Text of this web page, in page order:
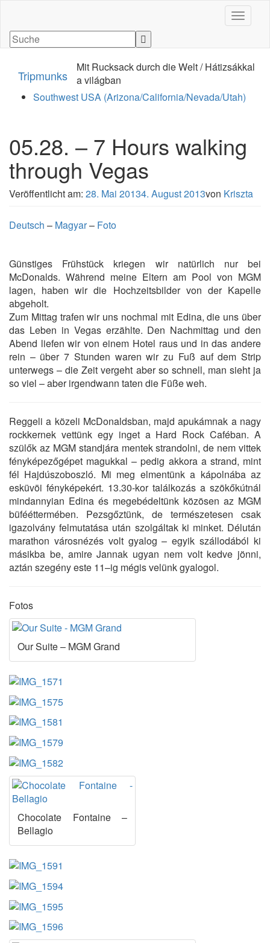
Tripmunks
Mit Rucksack durch die Welt / Hátizsákkal
a világban
Southwest USA (Arizona/California/Nevada/Utah)
05.28. – 7 Hours walking
through Vegas
Veröffentlicht am: 28. Mai 20134. August 2013von Kriszta
Deutsch – Magyar– Foto
Günstiges Frühstück kriegen wir natürlich nur bei
McDonalds. Während meine Eltern am Pool von MGM
lagen, haben wir die Hochzeitsbilder von der Kapelle
abgeholt.
Zum Mittag trafen wir uns nochmal mit Edina, die uns über
das Leben in Vegas erzählte. Den Nachmittag und den
Abend liefen wir von einem Hotel raus und in das andere
rein – über 7 Stunden waren wir zu Fuß auf dem Strip
unterwegs – die Zeit vergeht aber so schnell, man sieht ja
so viel – aber irgendwann taten die Füße weh.
Reggeli a közeli McDonaldsban, majd apukámnak a nagy
rockkernek vettünk egy inget a Hard Rock Caféban. A
szülők az MGM standjára mentek strandolni, de nem vittek
fényképezőgépet magukkal – pedig akkora a strand, mint
fél Hajdúszoboszló. Mi meg elmentünk a kápolnába az
esküvöi fényképekért. 13.30-kor találkozás a szökőkútnál
mindannyian Edina és megebédeltünk közösen az MGM
büfééttermében. Pezsgőztünk, de természetesen csak
igazolvány felmutatása után szolgáltak ki minket. Délután
marathon városnézés volt gyalog – egyik szállodából ki
másikba be, amire Jannak ugyan nem volt kedve jönni,
aztán szegény este 11–ig mégis velünk gyalogol.
Fotos
Our Suite – MGM Grand
Chocolate Fontaine –
Bellagio